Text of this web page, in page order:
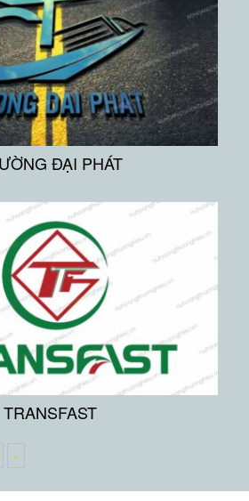
ĐẠI PHÁT
TRANSFAST
»